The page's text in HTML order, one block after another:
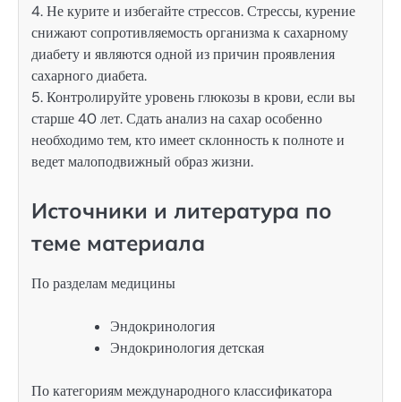
4. Не курите и избегайте стрессов. Стрессы, курение
снижают сопротивляемость организма к сахарному
диабету и являются одной из причин проявления
сахарного диабета.
5. Контролируйте уровень глюкозы в крови, если вы
старше 40 лет. Сдать анализ на сахар особенно
необходимо тем, кто имеет склонность к полноте и
ведет малоподвижный образ жизни.
Источники и литература по
теме материала
По разделам медицины
Эндокринология
Эндокринология детская
По категориям международного классификатора